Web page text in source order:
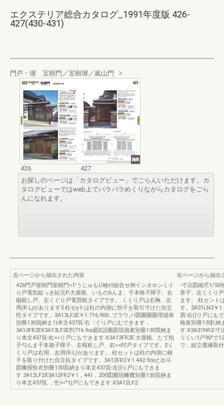
エクステリア総合カタログ_1991年度版 426-
427(430-431)
門戸・塀 宝樹門／宝樹塀／嵐山門
426
427
お探しのページは「カタログビュー」でごらんいただけます。カ
タログビューではweb上でパラパラめくりながらカタログをごら
んになれます。
左ページから抽出された内容
426門戸室樹門室樹門<1'うじゅもU袖付組合せ例インタホンくぐ
り戸電気錠っき結元P.大屋根、いものbんま、千本格子障子、右
磁殺し戸、左くぐり戸電買蛭タイプです。.くくり戸は右胸、左
周(R.Ljがあります3.柱セy卜は柱の内側に拍子を取引寸けた自立
性タイプです。3A13LF2E￥1.716.900…プラウノl図圏圏圏理描喪
別冊130頁納ま1)本文437頁-右〈ぐり戸にむできます，
3A13FR2EX3A13LF2E判716.9∞図E語圏図現描衰別冊130買納ま
り本文437頁-右<<り戸にもできます.X3A13FR2E.大屋根、たて拍
子勺んま千本格子障子、左桜粧し戸、右<<吋戸タイプです。Eく
くり戸は右周、左用(R-L)があります。.柱セットは柱の内側に柚
子を取り付けた自立柱タイプです。3A12FR2￥1.442.9∞と出斗
図圃視恰衣別冊130頁納まり本文437頁-左({り戸にもできま
す.3A12LF2X3A12FR2￥1，441，200図圏現幡費別冊130頁納ま
り本文437頁.，乞<<"1)戸にもできます.X3A12LF2
右ページから抽出
-寸法図縮尺1/50
章子、左くくり
ます。.柱セント
す。3A31LN2￥
買-右((り戸にも
格衰別冊130]!;納
す.X3A31NR2-寸
リくい1戸90"で
で、組立選擁取